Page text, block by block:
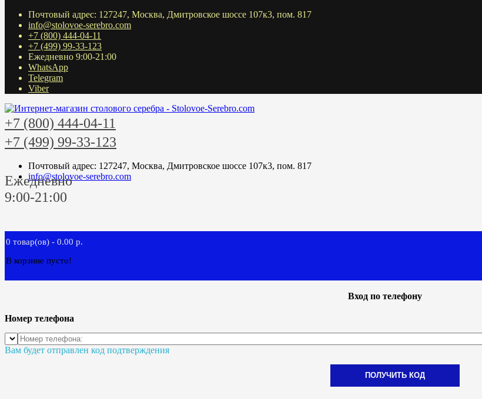
Почтовый адрес: 127247, Москва, Дмитровское шоссе 107к3, пом. 817
info@stolovoe-serebro.com
+7 (800) 444-04-11
+7 (499) 99-33-123
Ежедневно 9:00-21:00
WhatsApp
Telegram
Viber
+7 (800) 444-04-11
+7 (499) 99-33-123
Почтовый адрес: 127247, Москва, Дмитровское шоссе 107к3, пом. 817
info@stolovoe-serebro.com
Ежедневно
9:00-21:00
0 товар(ов) - 0.00 р.
В корзине пусто!
Вход по телефону
Номер телефона
Вам будет отправлен код подтверждения
ПОЛУЧИТЬ КОД